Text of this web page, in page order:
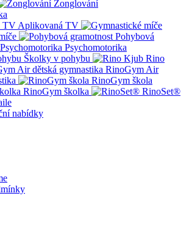
Žonglování
Aplikovaná TV
Pohybová
Psychomotorika
Školky v pohybu
Rino
RinoGym Air
RinoGym škola
RinoGym školka
RinoSet®
nabídky